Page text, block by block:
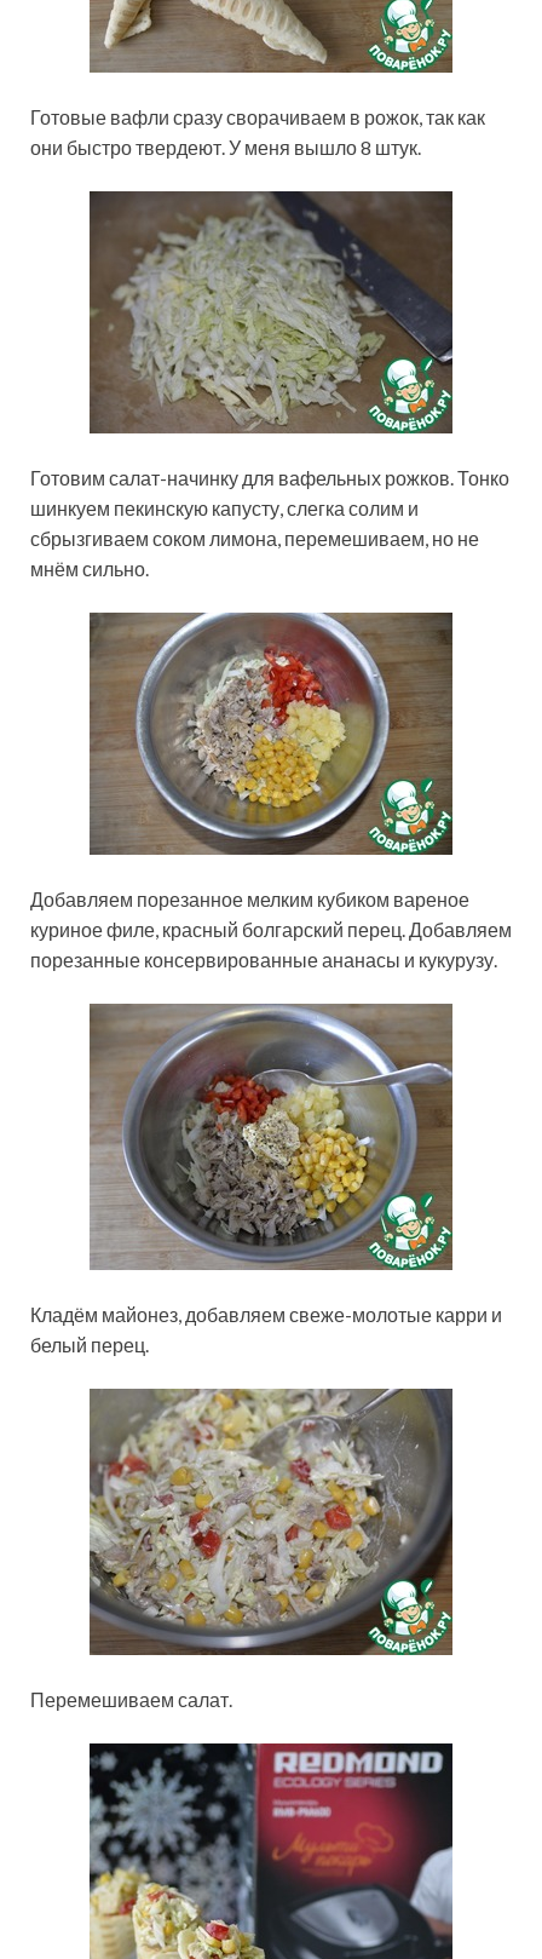
Готовые вафли сразу сворачиваем в рожок, так как
они быстро твердеют. У меня вышло 8 штук.
Готовим салат-начинку для вафельных рожков. Тонко
шинкуем пекинскую капусту, слегка солим и
сбрызгиваем соком лимона, перемешиваем, но не
мнём сильно.
Добавляем порезанное мелким кубиком вареное
куриное филе, красный болгарский перец. Добавляем
порезанные консервированные ананасы и кукурузу.
Кладём майонез, добавляем свеже-молотые карри и
белый перец.
Перемешиваем салат.